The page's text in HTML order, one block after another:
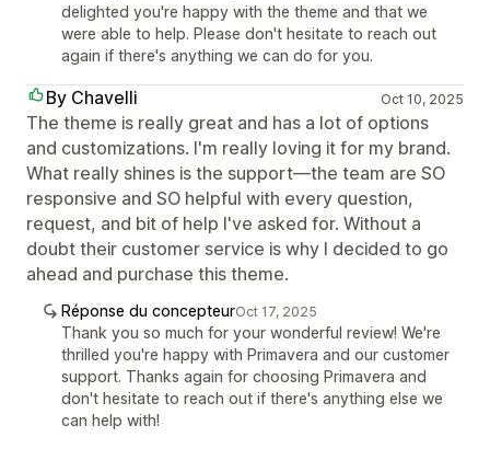
delighted you're happy with the theme and that we
were able to help. Please don't hesitate to reach out
again if there's anything we can do for you.
By Chavelli Oct 10, 2025
The theme is really great and has a lot of options
and customizations. I'm really loving it for my brand.
What really shines is the support—the team are SO
responsive and SO helpful with every question,
request, and bit of help I've asked for. Without a
doubt their customer service is why I decided to go
ahead and purchase this theme.
Réponse du concepteurOct 17, 2025
Thank you so much for your wonderful review! We're
thrilled you're happy with Primavera and our customer
support. Thanks again for choosing Primavera and
don't hesitate to reach out if there's anything else we
can help with!